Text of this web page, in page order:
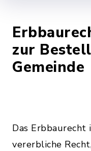
zur
Gemeinde
Das Erbbaurecht
vererbliche